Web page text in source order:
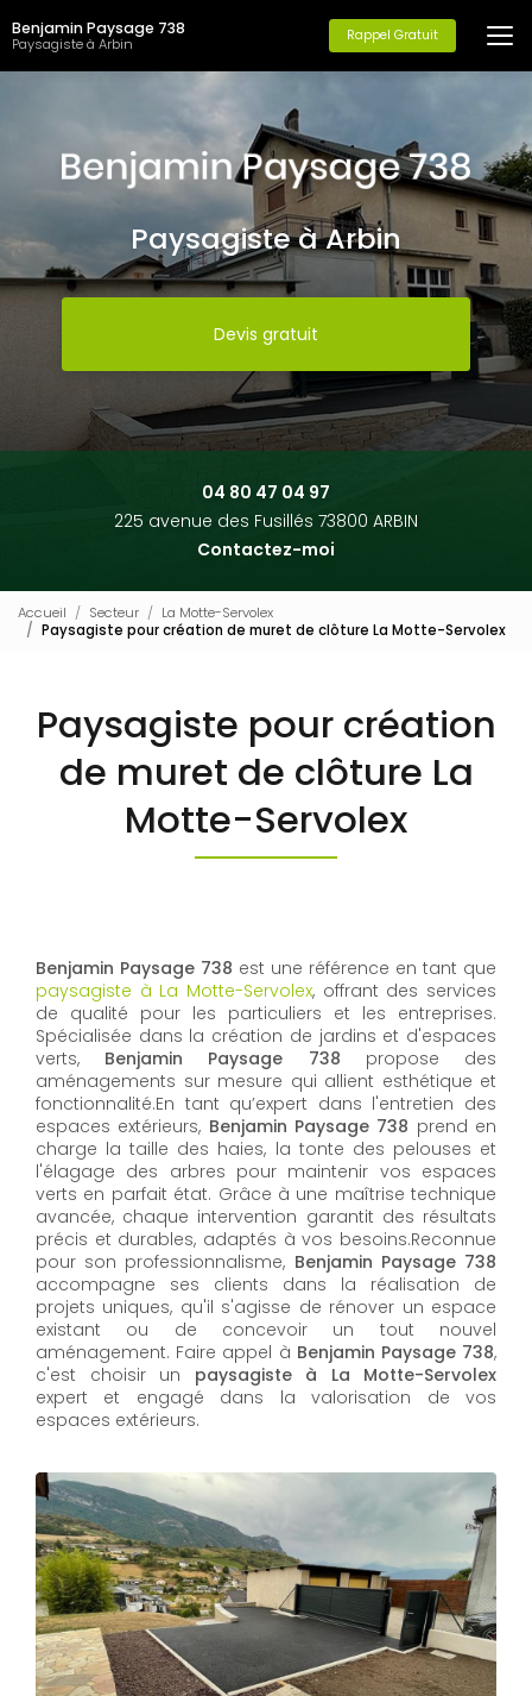
au
contenu
principal
Benjamin Paysage 738
Paysagiste à Arbin Rappel Gratuit
Paysagiste à Arbin
Devis gratuit
04 80 47 04 97
225 avenue des Fusillés 73800 ARBIN
Contactez-moi
Accueil Secteur
La Motte-Servolex
Paysagiste pour création de muret de clôture La Motte-Servolex
Paysagiste pour création
de muret de clôture La
Motte-Servolex
Benjamin Paysage 738 est une référence en tant que
paysagiste à La Motte-Servolex, offrant des services
de qualité pour les particuliers et les entreprises.
Spécialisée dans la création de jardins et d'espaces
verts, Benjamin Paysage 738 propose des
aménagements sur mesure qui allient esthétique et
fonctionnalité.En tant qu’expert dans l'entretien des
espaces extérieurs, Benjamin Paysage 738 prend en
charge la taille des haies, la tonte des pelouses et
l'élagage des arbres pour maintenir vos espaces
verts en parfait état. Grâce à une maîtrise technique
avancée, chaque intervention garantit des résultats
précis et durables, adaptés à vos besoins.Reconnue
pour son professionnalisme, Benjamin Paysage 738
accompagne ses clients dans la réalisation de
projets uniques, qu'il s'agisse de rénover un espace
existant ou de concevoir un tout nouvel
aménagement. Faire appel à Benjamin Paysage 738,
c'est choisir un paysagiste à La Motte-Servolex
expert et engagé dans la valorisation de vos
espaces extérieurs.